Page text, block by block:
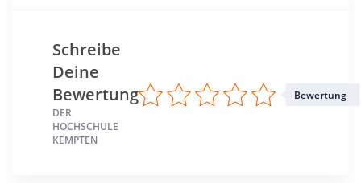
Schreibe
Deine
Bewertung
DER
HOCHSCHULE
KEMPTEN
Bewertung